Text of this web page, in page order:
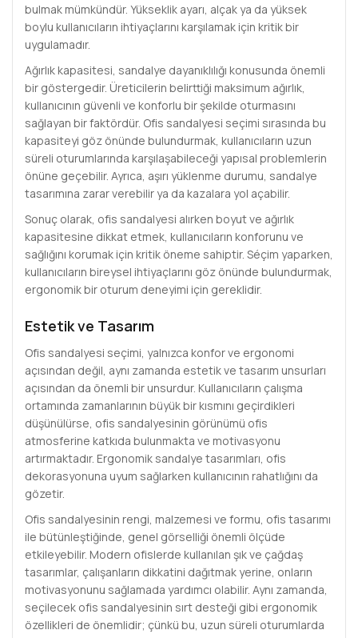
bulmak mümkündür. Yükseklik ayarı, alçak ya da yüksek
boylu kullanıcıların ihtiyaçlarını karşılamak için kritik bir
uygulamadır.
Ağırlık kapasitesi, sandalye dayanıklılığı konusunda önemli
bir göstergedir. Üreticilerin belirttiği maksimum ağırlık,
kullanıcının güvenli ve konforlu bir şekilde oturmasını
sağlayan bir faktördür. Ofis sandalyesi seçimi sırasında bu
kapasiteyi göz önünde bulundurmak, kullanıcıların uzun
süreli oturumlarında karşılaşabileceği yapısal problemlerin
önüne geçebilir. Ayrıca, aşırı yüklenme durumu, sandalye
tasarımına zarar verebilir ya da kazalara yol açabilir.
Sonuç olarak, ofis sandalyesi alırken boyut ve ağırlık
kapasitesine dikkat etmek, kullanıcıların konforunu ve
sağlığını korumak için kritik öneme sahiptir. Séçim yaparken,
kullanıcıların bireysel ihtiyaçlarını göz önünde bulundurmak,
ergonomik bir oturum deneyimi için gereklidir.
Estetik ve Tasarım
Ofis sandalyesi seçimi, yalnızca konfor ve ergonomi
açısından değil, aynı zamanda estetik ve tasarım unsurları
açısından da önemli bir unsurdur. Kullanıcıların çalışma
ortamında zamanlarının büyük bir kısmını geçirdikleri
düşünülürse, ofis sandalyesinin görünümü ofis
atmosferine katkıda bulunmakta ve motivasyonu
artırmaktadır. Ergonomik sandalye tasarımları, ofis
dekorasyonuna uyum sağlarken kullanıcının rahatlığını da
gözetir.
Ofis sandalyesinin rengi, malzemesi ve formu, ofis tasarımı
ile bütünleştiğinde, genel görselliği önemli ölçüde
etkileyebilir. Modern ofislerde kullanılan şık ve çağdaş
tasarımlar, çalışanların dikkatini dağıtmak yerine, onların
motivasyonunu sağlamada yardımcı olabilir. Aynı zamanda,
seçilecek ofis sandalyesinin sırt desteği gibi ergonomik
özellikleri de önemlidir; çünkü bu, uzun süreli oturumlarda